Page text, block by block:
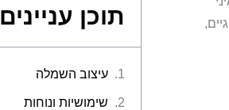
תוכן עניינים
עיצוב השמלה
שימושיות ונוחות